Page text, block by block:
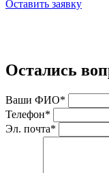
Оставить заявку
Остались
Ваши ФИО*
Телефон*
Эл. почта*